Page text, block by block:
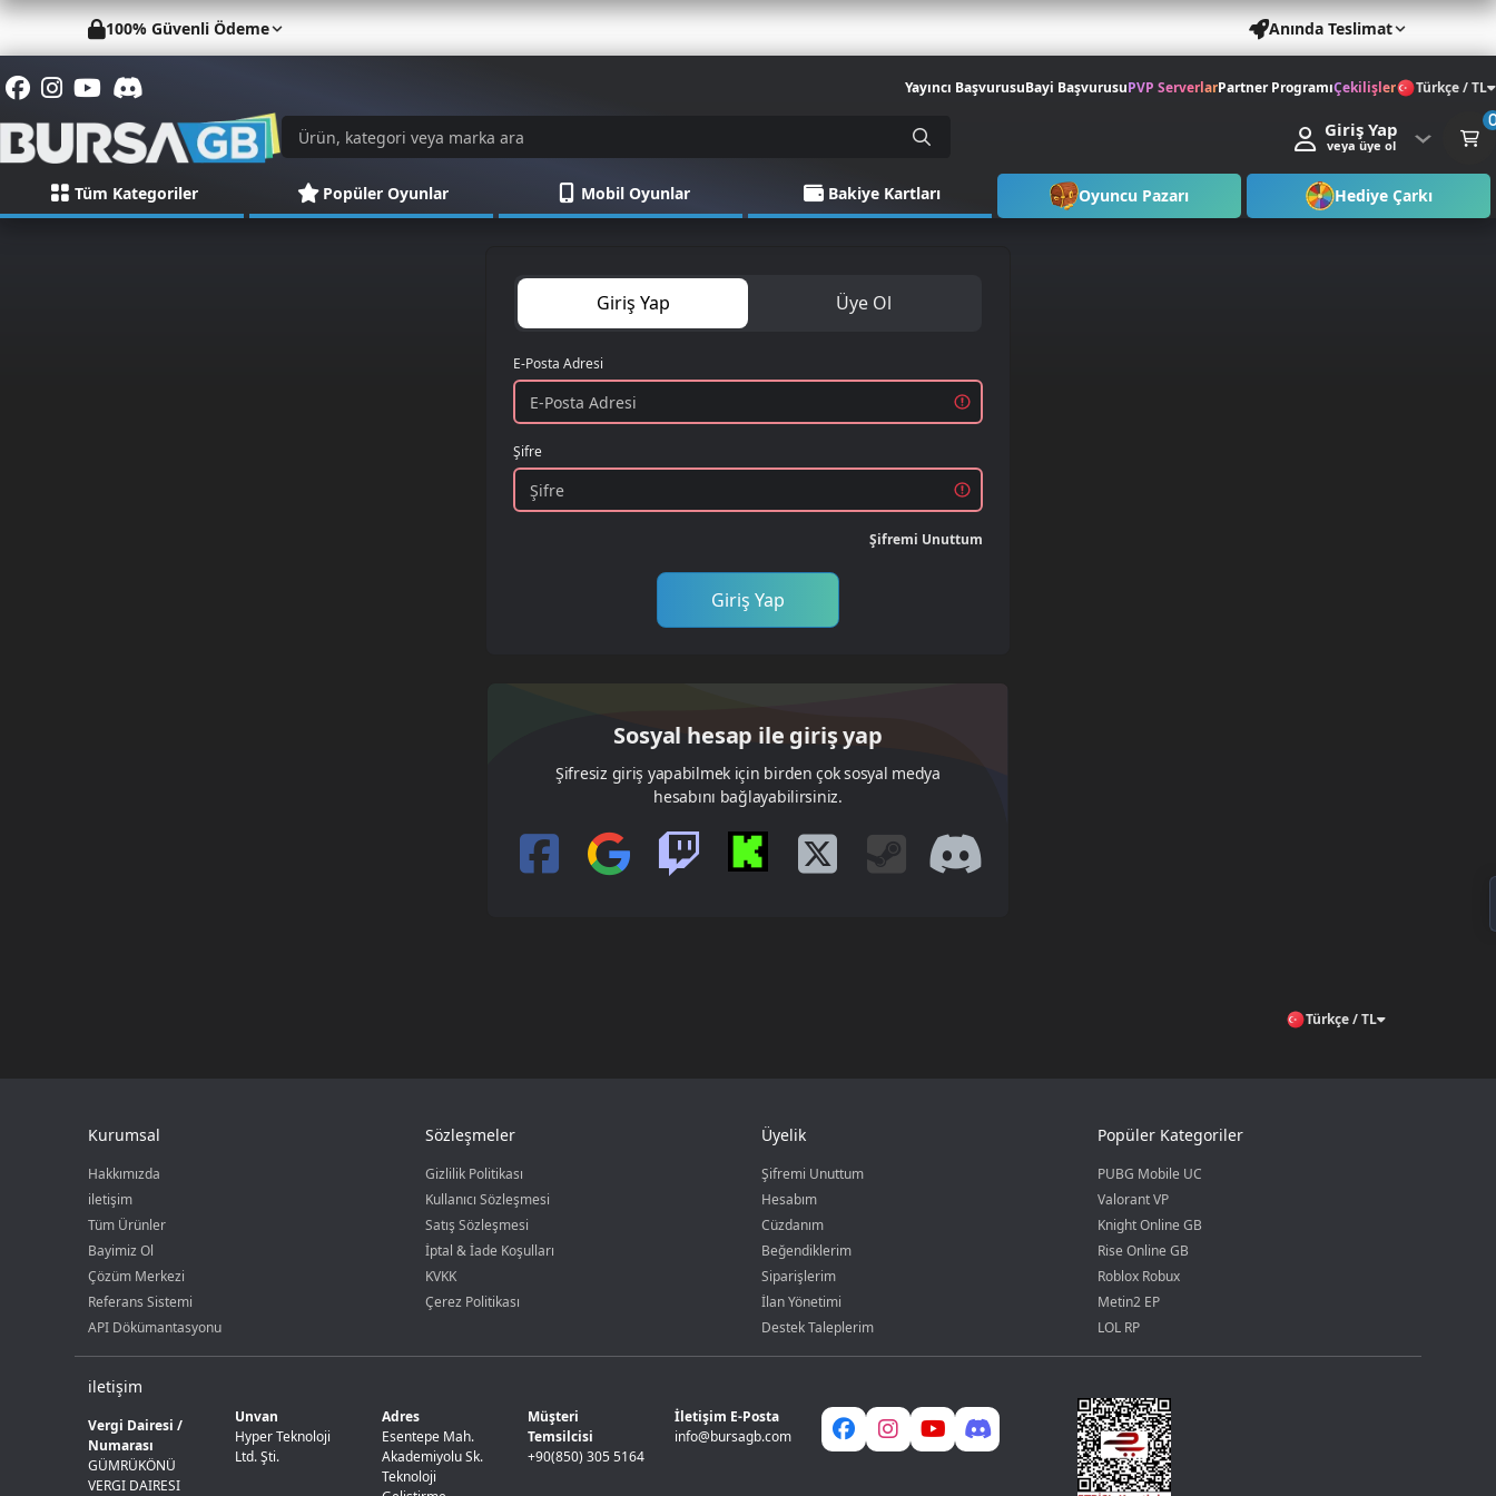
100% Güvenli Ödeme Anında Teslimat
Yayıncı BaşvurusuBayi BaşvurusuPVP ServerlarPartner ProgramıÇekilişler Türkçe / TL
Giriş Yap
veya üye ol
Tüm Kategoriler Popüler Oyunlar Mobil Oyunlar Bakiye Kartları Oyuncu Pazarı Hediye Çarkı
Giriş Yap Üye Ol
E-Posta Adresi
Şifre
Şifremi Unuttum
Giriş Yap
Sosyal hesap ile giriş yap
Şifresiz giriş yapabilmek için birden çok sosyal medya
hesabını bağlayabilirsiniz.
Türkçe / TL
Kurumsal
Hakkımızda
iletişim
Tüm Ürünler
Bayimiz Ol
Çözüm Merkezi
Referans Sistemi
API Dökümantasyonu
Sözleşmeler
Gizlilik Politikası
Kullanıcı Sözleşmesi
Satış Sözleşmesi
İptal & İade Koşulları
KVKK
Çerez Politikası
Üyelik
Şifremi Unuttum
Hesabım
Cüzdanım
Beğendiklerim
Siparişlerim
İlan Yönetimi
Destek Taleplerim
Popüler Kategoriler
PUBG Mobile UC
Valorant VP
Knight Online GB
Rise Online GB
Roblox Robux
Metin2 EP
LOL RP
iletişim
Vergi Dairesi /
Numarası
GÜMRÜKÖNÜ
VERGI DAIRESI
Unvan
Hyper Teknoloji
Ltd. Şti.
Adres
Esentepe Mah.
Akademiyolu Sk.
Teknoloji
Müşteri
Temsilcisi
+90(850) 305 5164
İletişim E-Posta
info@bursagb.com